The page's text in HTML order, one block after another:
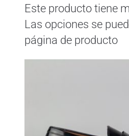
Este producto tiene
Las opciones se
página de producto